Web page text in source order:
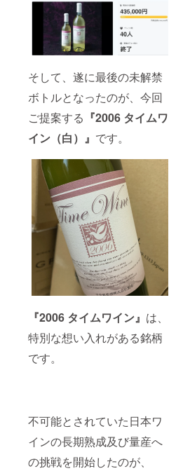
そして、遂に最後の未解禁
ボトルとなったのが、今回
ご提案する 『2006 タイムワ
イン（白）』 です。
『2006 タイムワイン』 は、
特別な想い入れがある銘柄
です。
不可能とされていた日本ワ
インの長期熟成及び量産へ
の挑戦を開始したのが、